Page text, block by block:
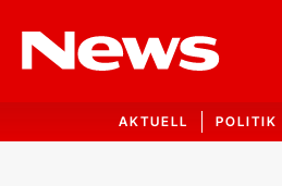
AKTUELL POLITIK